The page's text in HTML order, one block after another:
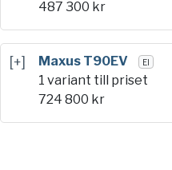
487 300 kr
[+] Maxus T90EV El
1 variant till priset
724 800 kr